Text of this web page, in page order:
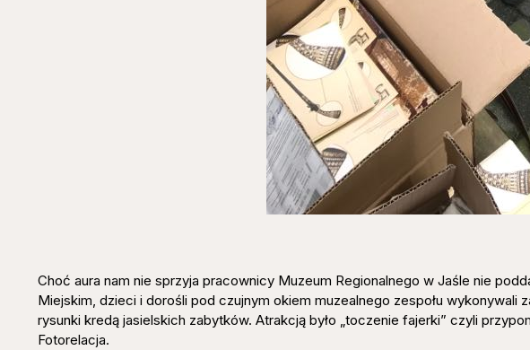
Choć aura nam nie sprzyja pracownicy Muzeum Regionalnego w Jaśle nie
Miejskim, dzieci i dorośli pod czujnym okiem muzealnego zespołu wykonywali
rysunki kredą jasielskich zabytków. Atrakcją było „toczenie fajerki” czyli
Fotorelacja.